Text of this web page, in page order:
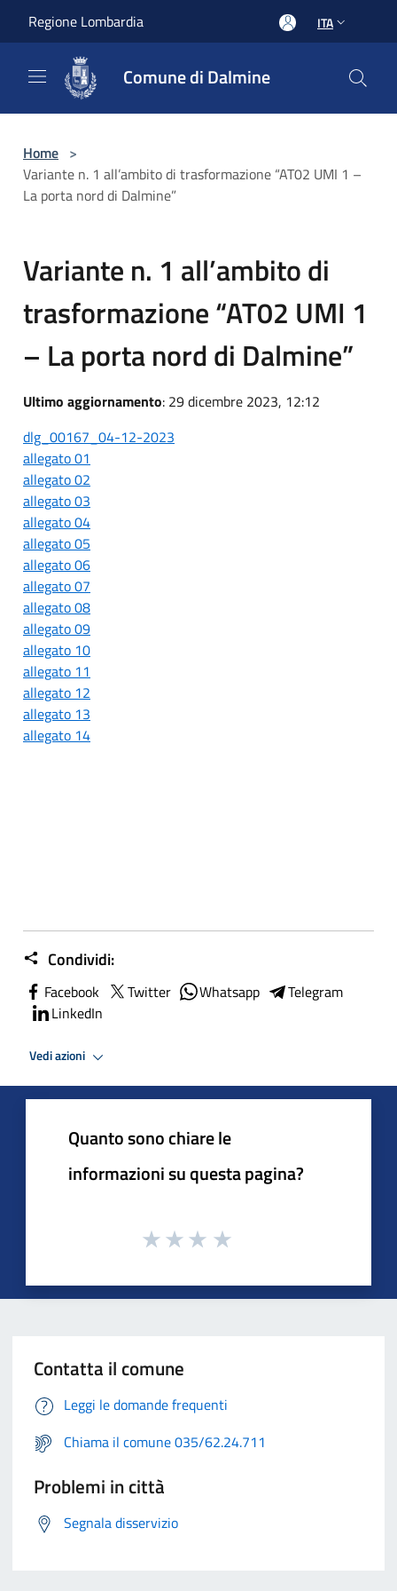
Regione Lombardia ITA
Comune di Dalmine
Home >
Variante n. 1 all’ambito di trasformazione “AT02 UMI 1 –
La porta nord di Dalmine”
Variante n. 1 all’ambito di
trasformazione “AT02 UMI 1
– La porta nord di Dalmine”
Ultimo aggiornamento: 29 dicembre 2023, 12:12
dlg_00167_04-12-2023
allegato 01
allegato 02
allegato 03
allegato 04
allegato 05
allegato 06
allegato 07
allegato 08
allegato 09
allegato 10
allegato 11
allegato 12
allegato 13
allegato 14
Condividi:
Facebook Twitter Whatsapp
Telegram
LinkedIn
Vedi azioni
Quanto sono chiare le
informazioni su questa pagina?
Contatta il comune
Leggi le domande frequenti
Chiama il comune 035/62.24.711
Problemi in città
Segnala disservizio